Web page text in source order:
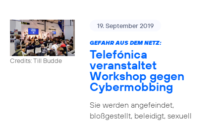
Credits: Till Budde
19. September 2019
GEFAHR AUS DEM NETZ:
Telefónica
veranstaltet
Workshop gegen
Cybermobbing
Sie werden angefeindet,
bloßgestellt, beleidigt, sexuell